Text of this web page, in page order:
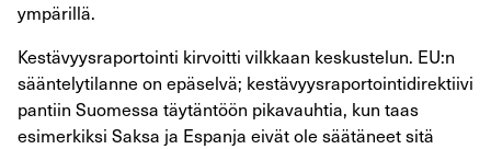
ympärillä.
Kestävyysraportointi kirvoitti vilkkaan keskustelun. EU:n
sääntelytilanne on epäselvä; kestävyysraportointidirektiivi
pantiin Suomessa täytäntöön pikavauhtia, kun taas
esimerkiksi Saksa ja Espanja eivät ole säätäneet sitä